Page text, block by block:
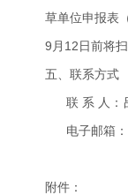
草单位申报表
9月12日前将
五、联系方式
联 系 人：
电子邮箱：
附件：